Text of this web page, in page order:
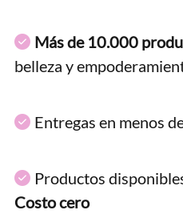
Más de 10.000
belleza y
Entregas en menos
Productos
Costo cero